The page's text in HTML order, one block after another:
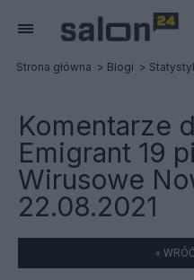
Strona główna Blogi
Komentarze
Emigrant 19
Wirusowe
22.08.2021
«